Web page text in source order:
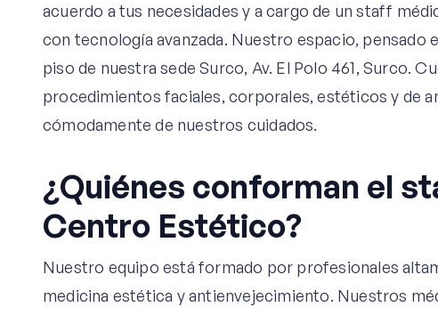
acuerdo a tus necesidades y a cargo de un staff
con tecnología avanzada. Nuestro espacio, pensado
piso de nuestra sede Surco, Av. El Polo 461, Surco.
procedimientos faciales, corporales, estéticos y de
cómodamente de nuestros cuidados.
¿Quiénes conforman el
Centro Estético?
Nuestro equipo está formado por profesionales
medicina estética y antienvejecimiento. Nuestros